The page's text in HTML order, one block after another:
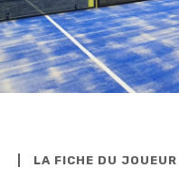
LA FICHE DU JOUEUR